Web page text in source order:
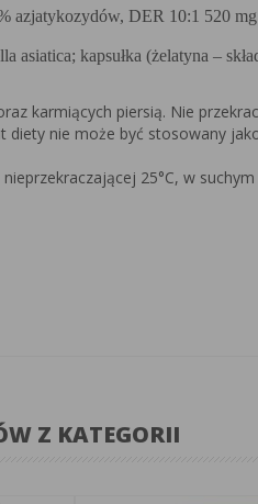
azjatykozydów, DER 10:1 520
asiatica; kapsułka (żelatyna –
karmiących piersią. Nie
diety nie może być stosowany
25°C, w
Z KATEGORII